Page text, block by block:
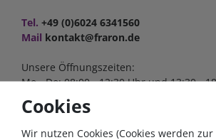
Tel. +49 (0)6024 6341560
Mail kontakt@fraron.de
Unsere Öffnungszeiten:
Mo - Do: 08:00 - 12:30 Uhr und 13:30 -
Fr: 08:00 - 12:30 Uhr und 13:30 - 17:00
Kontaktieren Sie uns!
Cookies
Wir nutzen Cookies (Cookies werden